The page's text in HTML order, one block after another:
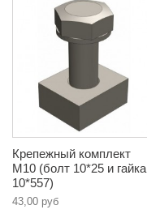
Крепежный комплект
М10 (болт 10*25 и гайка
10*557)
43,00 руб